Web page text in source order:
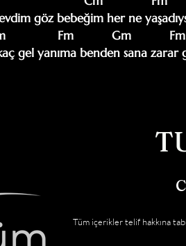
göz bebeğim her ne
kaç gel yanıma benden sana zarar
Tüm içerikler telif hakkına